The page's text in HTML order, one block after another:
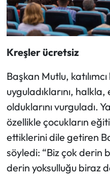
Kreşler ücretsiz
Başkan Mutlu,
uyguladıklarını,
olduklarını vurguladı.
özellikle çocukların
ettiklerini dile getiren
söyledi: “Biz çok derin
derin yoksulluğu biraz